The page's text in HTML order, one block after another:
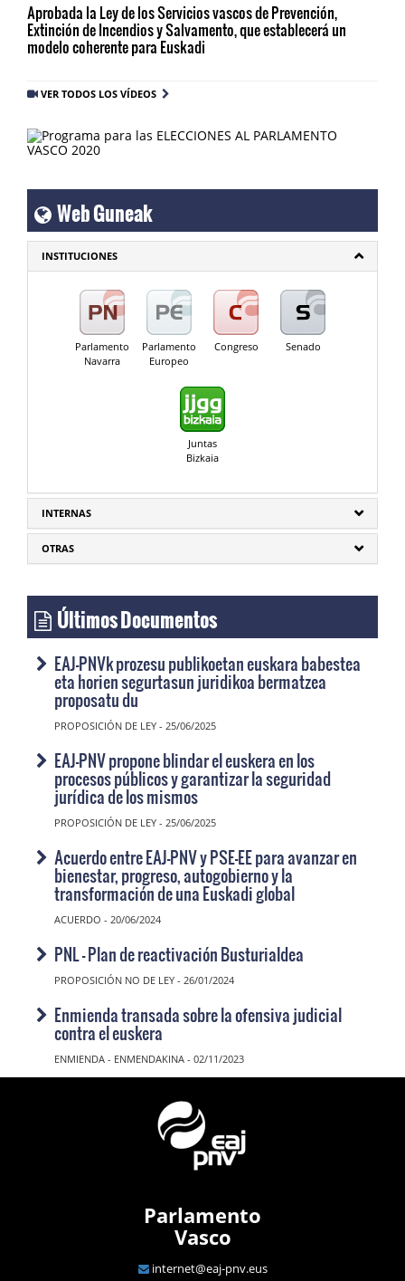
Aprobada la Ley de los Servicios vascos de Prevención,
Extinción de Incendios y Salvamento, que establecerá un
modelo coherente para Euskadi
VER TODOS LOS VÍDEOS
Web Guneak
INSTITUCIONES
Parlamento
Navarra
Parlamento
Europeo
Congreso Senado
Juntas
Bizkaia
INTERNAS
OTRAS
Últimos Documentos
EAJ-PNVk prozesu publikoetan euskara babestea
eta horien segurtasun juridikoa bermatzea
proposatu du
PROPOSICIÓN DE LEY - 25/06/2025
EAJ-PNV propone blindar el euskera en los
procesos públicos y garantizar la seguridad
jurídica de los mismos
PROPOSICIÓN DE LEY - 25/06/2025
Acuerdo entre EAJ-PNV y PSE-EE para avanzar en
bienestar, progreso, autogobierno y la
transformación de una Euskadi global
ACUERDO - 20/06/2024
PNL - Plan de reactivación Busturialdea
PROPOSICIÓN NO DE LEY - 26/01/2024
Enmienda transada sobre la ofensiva judicial
contra el euskera
ENMIENDA - ENMENDAKINA - 02/11/2023
Parlamento
Vasco
internet@eaj-pnv.eus